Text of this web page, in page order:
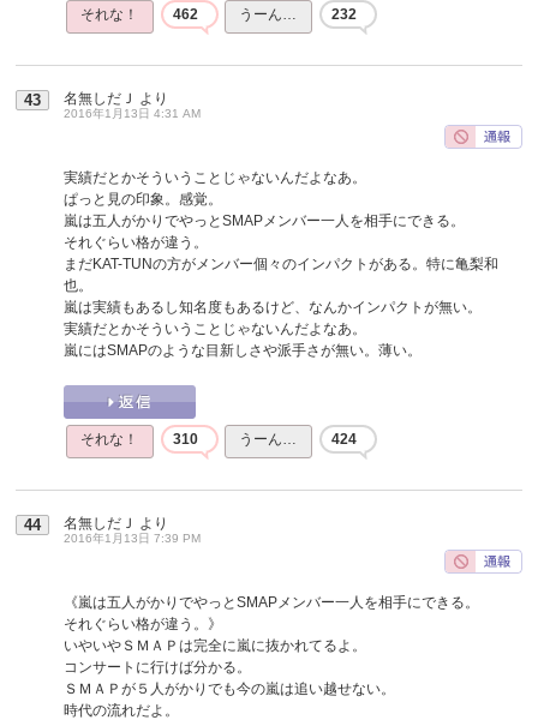
それな！ 462 うーん… 232
43 名無しだＪ より
2016年1月13日 4:31 AM
実績だとかそういうことじゃないんだよなあ。
ぱっと見の印象。感覚。
嵐は五人がかりでやっとSMAPメンバー一人を相手にできる。
それぐらい格が違う。
まだKAT-TUNの方がメンバー個々のインパクトがある。特に亀梨和
也。
嵐は実績もあるし知名度もあるけど、なんかインパクトが無い。
実績だとかそういうことじゃないんだよなあ。
嵐にはSMAPのような目新しさや派手さが無い。薄い。
それな！ 310 うーん… 424
44 名無しだＪ より
2016年1月13日 7:39 PM
《嵐は五人がかりでやっとSMAPメンバー一人を相手にできる。
それぐらい格が違う。》
いやいやＳＭＡＰは完全に嵐に抜かれてるよ。
コンサートに行けば分かる。
ＳＭＡＰが５人がかりでも今の嵐は追い越せない。
時代の流れだよ。